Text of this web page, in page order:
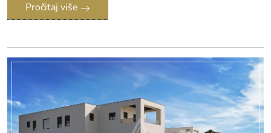
Pročitaj više